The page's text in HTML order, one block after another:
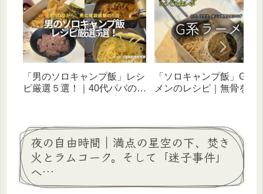
「男のソロキャンプ飯」レシ
ピ厳選５選！｜40代パパの胃
「ソロキャンプ飯」G系
メンのレシピ｜無骨を目
夜の自由時間｜満点の星空の下、焚き
火とラムコーク。そして「迷子事件」
へ…